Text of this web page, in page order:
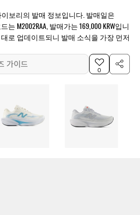
보리의 발매 정보입니다. 발매일은
는 M2002RAA, 발매가는 169,000 KRW입니
로 업데이트되니 발매 소식을 가장 먼저
가이드
0